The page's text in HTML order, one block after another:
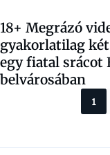
18+ Megrázó
gyakorlatilag
egy fiatal srácot
belvárosában
1